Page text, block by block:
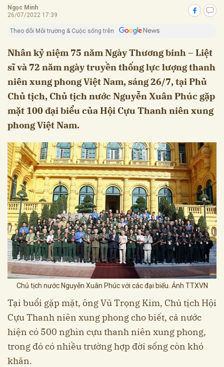
Ngọc Minh
26/07/2022 17:39
Theo dõi Môi trường & Cuộc sống trên
Nhân kỷ niệm 75 năm Ngày Thương binh – Liệt
sĩ và 72 năm ngày truyền thống lực lượng thanh
niên xung phong Việt Nam, sáng 26/7, tại Phủ
Chủ tịch, Chủ tịch nước Nguyễn Xuân Phúc gặp
mặt 100 đại biểu của Hội Cựu Thanh niên xung
phong Việt Nam.
Chủ tịch nước Nguyễn Xuân Phúc với các đại biểu. Ảnh TTXVN
Tại buổi gặp mặt, ông Vũ Trọng Kim, Chủ tịch Hội
Cựu Thanh niên xung phong cho biết, cả nước
hiện có 500 nghìn cựu thanh niên xung phong,
trong đó có nhiều trường hợp đời sống còn khó
khăn.